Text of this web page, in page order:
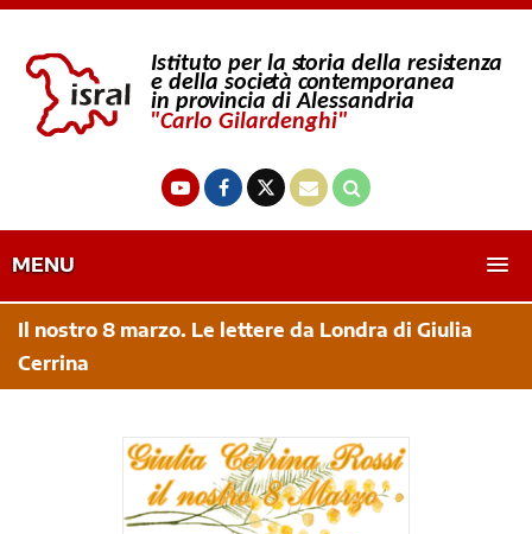
MENU
Il nostro 8 marzo. Le lettere da Londra di Giulia
Cerrina